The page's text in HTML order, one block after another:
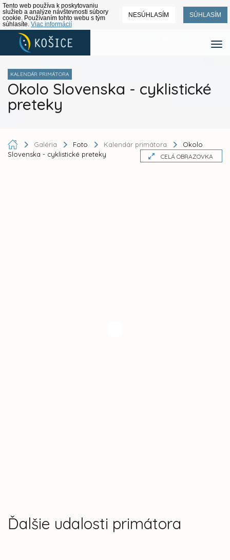
Tento web používa k poskytovaniu
služieb a analýze návštevnosti súbory
cookie. Používaním tohto webu s tým
súhlasíte. Viac informácií
NESÚHLASÍM SÚHLASÍM
KALENDÁR PRIMÁTORA
Okolo Slovenska - cyklistické
preteky
Galéria Foto Kalendár primátora
Okolo
Slovenska - cyklistické preteky
CELÁ OBRAZOVKA
Ďalšie udalosti primátora